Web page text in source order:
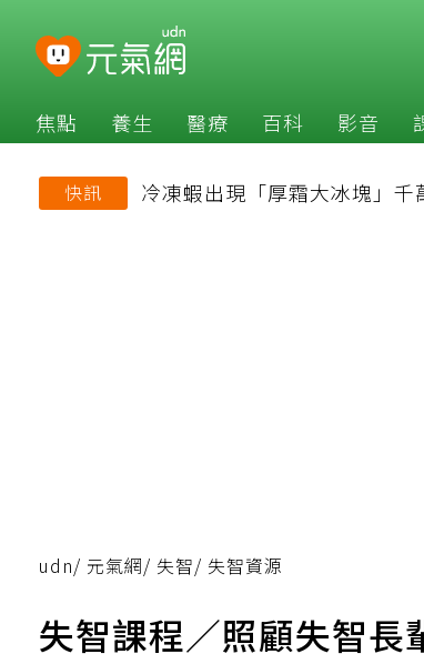
焦點 養生 醫療 百科 影音
快訊 冷凍蝦出現「厚霜大冰塊」
udn/ 元氣網/ 失智/ 失智資源
失智課程／照顧失智